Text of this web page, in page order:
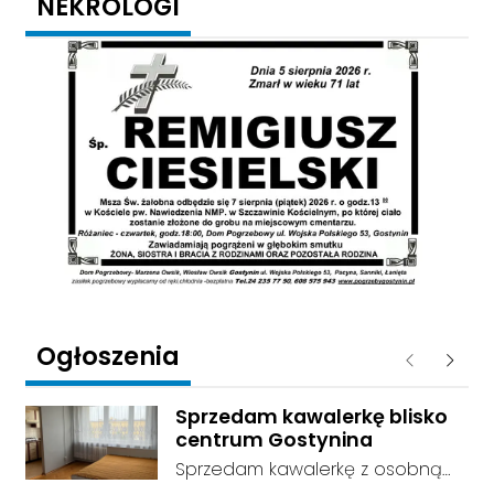
Ogłoszenia Poprzednie
Sprzedam kawalerkę blisko
centrum Gostynina
Sprzedam kawalerkę z osobną